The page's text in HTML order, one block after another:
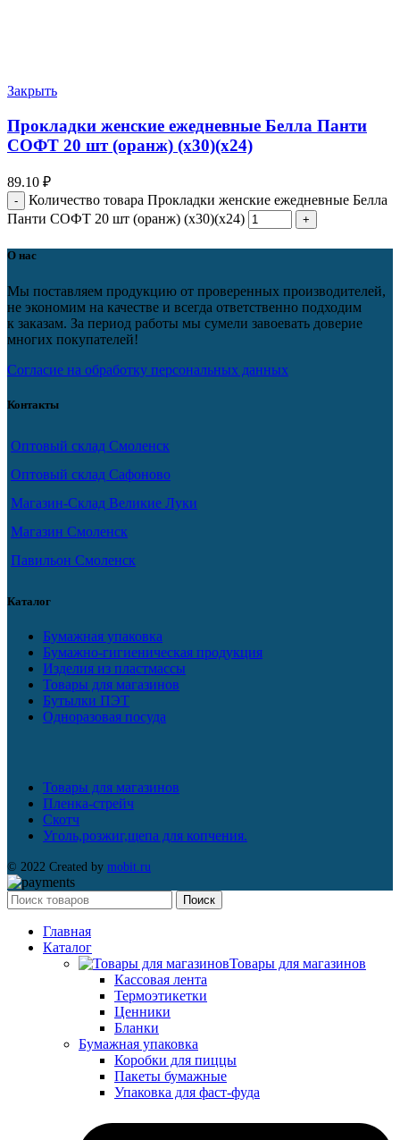
Закрыть
Прокладки женские ежедневные Белла Панти
СОФТ 20 шт (оранж) (х30)(х24)
89.10 ₽
Количество товара Прокладки женские ежедневные Белла
Панти СОФТ 20 шт (оранж) (х30)(х24)
О нас
Мы поставляем продукцию от проверенных производителей,
не экономим на качестве и всегда ответственно подходим
к заказам. За период работы мы сумели завоевать доверие
многих покупателей!
Согласие на обработку персональных данных
Контакты
Оптовый склад Смоленск
Оптовый склад Сафоново
Магазин-Склад Великие Луки
Магазин Смоленск
Павильон Смоленск
Каталог
Бумажная упаковка
Бумажно-гигиеническая продукция
Изделия из пластмассы
Товары для магазинов
Бутылки ПЭТ
Одноразовая посуда
Товары для магазинов
Пленка-стрейч
Скотч
Уголь,розжиг,щепа для копчения.
© 2022 Created by mobit.ru
Поиск
Главная
Каталог
Товары для магазинов
Кассовая лента
Термоэтикетки
Ценники
Бланки
Бумажная упаковка
Коробки для пиццы
Пакеты бумажные
Упаковка для фаст-фуда